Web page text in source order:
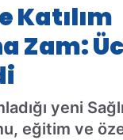
Katılım
Zam:
yeni
eğitim ve